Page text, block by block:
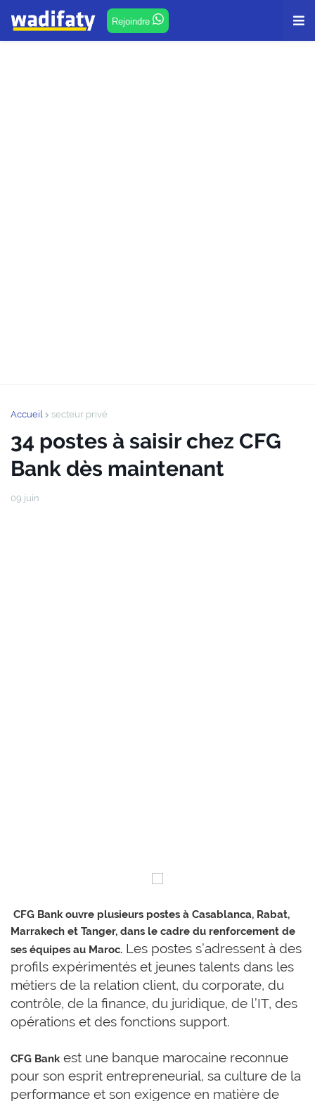
Rejoindre
Accueil secteur privé
34 postes à saisir chez CFG
Bank dès maintenant
09 juin
CFG Bank ouvre plusieurs postes à Casablanca, Rabat,
Marrakech et Tanger, dans le cadre du renforcement de
ses équipes au Maroc. Les postes s’adressent à des
profils expérimentés et jeunes talents dans les
métiers de la relation client, du corporate, du
contrôle, de la finance, du juridique, de l’IT, des
opérations et des fonctions support.
CFG Bank est une banque marocaine reconnue
pour son esprit entrepreneurial, sa culture de la
performance et son exigence en matière de